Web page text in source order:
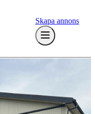
Skapa annons